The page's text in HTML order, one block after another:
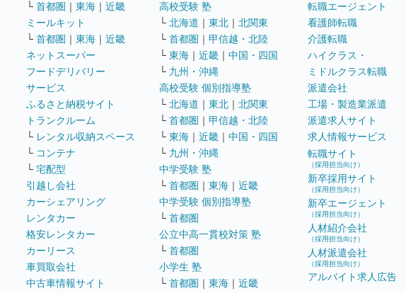
└ 首都圏 ｜ 東海 ｜ 近畿
ミールキット
└ 首都圏 ｜ 東海 ｜ 近畿
ネットスーパー
フードデリバリー
サービス
ふるさと納税サイト
トランクルーム
└ レンタル収納スペース
└ コンテナ
└ 宅配型
引越し会社
カーシェアリング
レンタカー
格安レンタカー
カーリース
車買取会社
中古車情報サイト
高校受験 塾
└ 北海道 ｜ 東北 ｜ 北関東
└ 首都圏 ｜ 甲信越・北陸
└ 東海 ｜ 近畿 ｜ 中国・四国
└ 九州・沖縄
高校受験 個別指導塾
└ 北海道 ｜ 東北 ｜ 北関東
└ 首都圏 ｜ 甲信越・北陸
└ 東海 ｜ 近畿 ｜ 中国・四国
└ 九州・沖縄
中学受験 塾
└ 首都圏 ｜ 東海 ｜ 近畿
中学受験 個別指導塾
└ 首都圏
公立中高一貫校対策 塾
└ 首都圏
小学生 塾
└ 首都圏 ｜ 東海 ｜ 近畿
転職エージェント
看護師転職
介護転職
ハイクラス・
ミドルクラス転職
派遣会社
工場・製造業派遣
派遣求人サイト
求人情報サービス
転職サイト
（採用担当向け）
新卒採用サイト
（採用担当向け）
新卒エージェント
（採用担当向け）
人材紹介会社
（採用担当向け）
人材派遣会社
（採用担当向け）
アルバイト求人広告